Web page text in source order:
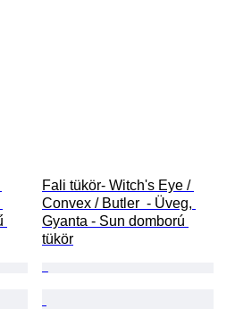
Fali tükör- Witch's Eye /
Convex / Butler  - Üveg,
Gyanta - Sun domború
tükör